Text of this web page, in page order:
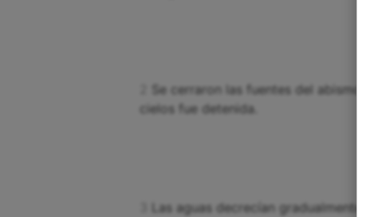
Se cerraron las fuentes del
cielos fue detenida.
Las aguas decrecían